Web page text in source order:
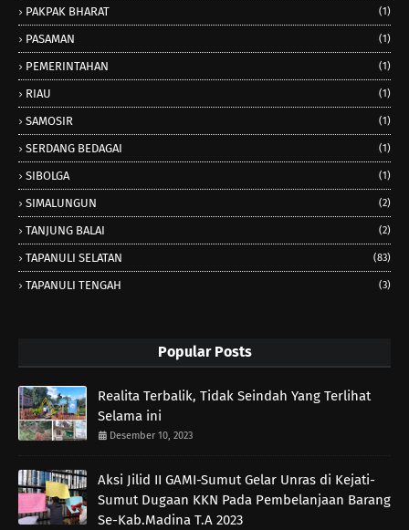
PAKPAK BHARAT (1)
PASAMAN (1)
PEMERINTAHAN (1)
RIAU (1)
SAMOSIR (1)
SERDANG BEDAGAI (1)
SIBOLGA (1)
SIMALUNGUN (2)
TANJUNG BALAI (2)
TAPANULI SELATAN (83)
TAPANULI TENGAH (3)
Popular Posts
Realita Terbalik, Tidak Seindah Yang Terlihat
Selama ini
Desember 10, 2023
Aksi Jilid II GAMI-Sumut Gelar Unras di Kejati-
Sumut Dugaan KKN Pada Pembelanjaan Barang
Se-Kab.Madina T.A 2023